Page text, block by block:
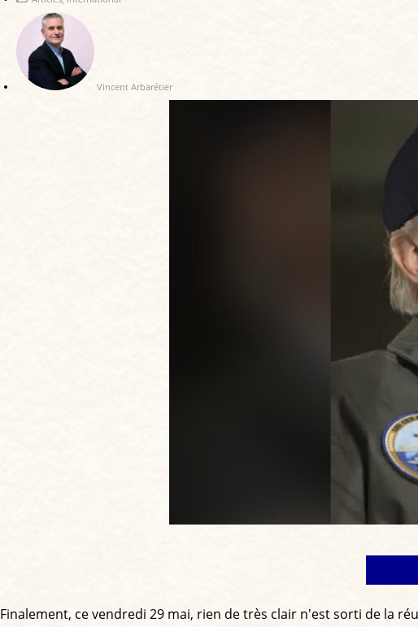
Vincent Arbarétier
Finalement, ce vendredi 29 mai, rien de très clair n'est sorti de la